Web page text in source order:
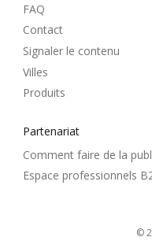
FAQ
Contact
Signaler le contenu
Villes
Produits
Partenariat
Comment faire de la
Espace professionnels
©